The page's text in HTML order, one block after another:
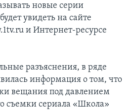
новые серии
увидеть на сайте
и Интернет-ресурсе
разъяснения, в ряде
информация о том, что
вещания под давлением
съемки сериала «Школа»